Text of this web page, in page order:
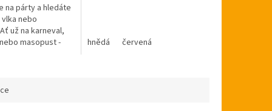
na párty a hledáte
nebo
už na karneval,
masopust -
hnědá
červená